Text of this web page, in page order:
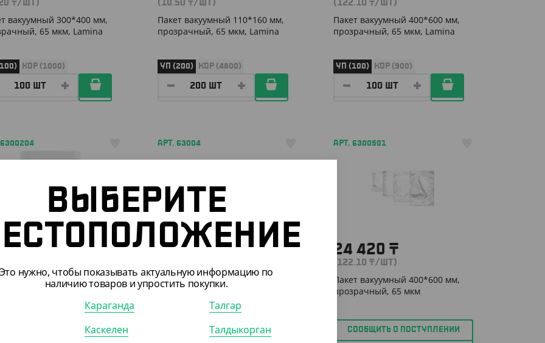
₸/ШТ)
вакуумный 300*400 мм,
65 мкм, Lamina
КОР (1000)
(10.50 ₸/ШТ)
Пакет вакуумный 110*160 мм,
прозрачный, 65 мкм, Lamina
УП (200) КОР (4800)
(122.10₸/ШТ)
Пакет вакуумный 400*600 мм,
прозрачный, 65 мкм, Lamina
УП (100) КОР (900)
₸
вакуумный 160*200 мм,
65 мкм, 200 шт/уп
О ПОСТУПЛЕНИИ
АРТ. 63004
10 840 ₸
Пакет вакуумный 300*400 мм,
прозрачный, 65 мкм
СООБЩИТЬ О ПОСТУПЛЕНИИ
АРТ. 6300501
24 420₸
(122.10₸/ШТ)
Пакет вакуумный 400*600 мм,
прозрачный, 65 мкм
СООБЩИТЬ О ПОСТУПЛЕНИИ
ВЫБЕРИТЕ
Это нужно, чтобы показывать актуальную информацию по
наличию товаров и упростить покупки.
Караганда
Каскелен
Талгар
Талдыкорган